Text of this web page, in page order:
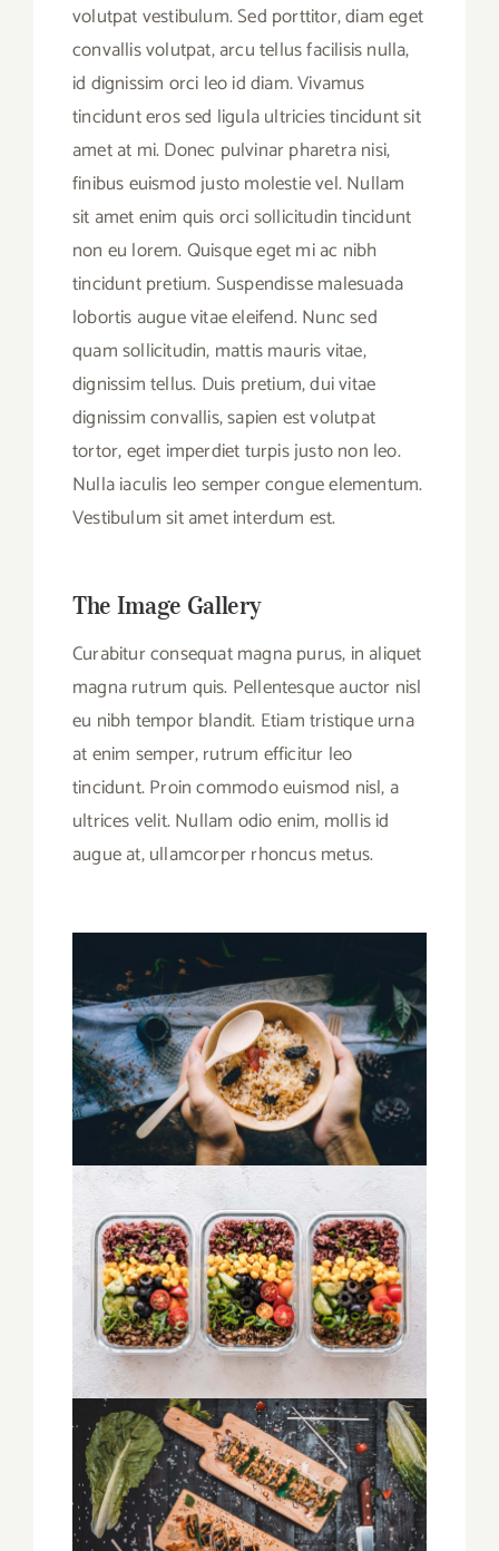
volutpat vestibulum. Sed porttitor, diam eget
convallis volutpat, arcu tellus facilisis nulla,
id dignissim orci leo id diam. Vivamus
tincidunt eros sed ligula ultricies tincidunt sit
amet at mi. Donec pulvinar pharetra nisi,
finibus euismod justo molestie vel. Nullam
sit amet enim quis orci sollicitudin tincidunt
non eu lorem. Quisque eget mi ac nibh
tincidunt pretium. Suspendisse malesuada
lobortis augue vitae eleifend. Nunc sed
quam sollicitudin, mattis mauris vitae,
dignissim tellus. Duis pretium, dui vitae
dignissim convallis, sapien est volutpat
tortor, eget imperdiet turpis justo non leo.
Nulla iaculis leo semper congue elementum.
Vestibulum sit amet interdum est.
The Image Gallery
Curabitur consequat magna purus, in aliquet
magna rutrum quis. Pellentesque auctor nisl
eu nibh tempor blandit. Etiam tristique urna
at enim semper, rutrum efficitur leo
tincidunt. Proin commodo euismod nisl, a
ultrices velit. Nullam odio enim, mollis id
augue at, ullamcorper rhoncus metus.